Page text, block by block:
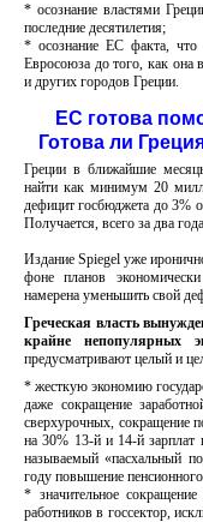
* осознание властями
последние десятилетия;
* осознание ЕС факта, что
Евросоюза до того, как она
и других городов Греции.
ЕС готова
Готова ли
Греции в ближайшие
найти как минимум 20
дефицит госбюджета до 3%
Получается, всего за два
Издание Spiegel уже
фоне планов
намерена уменьшить свой
Греческая власть
крайне непопулярных
предусматривают целый и
* жесткую экономию
даже сокращение
сверхурочных, сокращение
на 30% 13-й и 14-й зарплат
называемый «пасхальный
году повышение
* значительное
работников в госсектор,